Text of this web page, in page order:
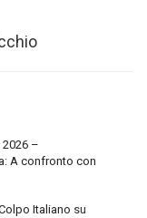
–
A confronto con
Italiano su